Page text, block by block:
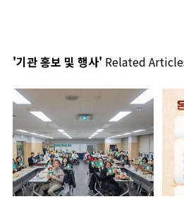
'기관 홍보 및 행사' Related